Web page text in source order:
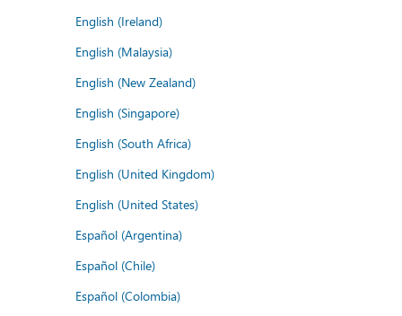
English (Ireland)
English (Malaysia)
English (New Zealand)
English (Singapore)
English (South Africa)
English (United Kingdom)
English (United States)
Español (Argentina)
Español (Chile)
Español (Colombia)